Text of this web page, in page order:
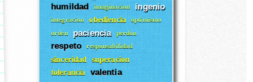
humildad imaginacion ingenio
integracion obediencia optimismo
orden paciencia perdon
respeto responsabilidad
sinceridad
superacion
tolerancia
valentia